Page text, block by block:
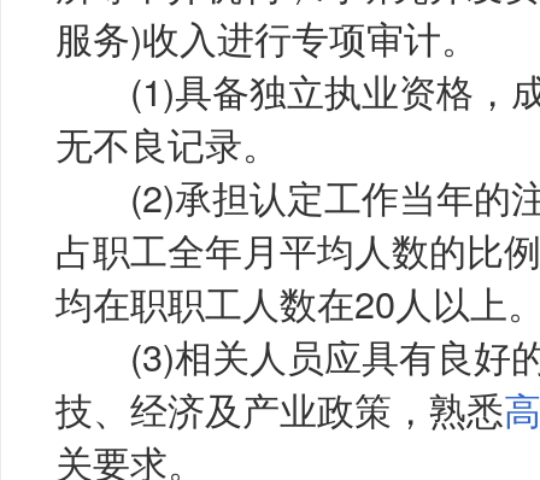
服务)收入进行专项审计。
(1)具备独立执业资格，
无不良记录。
(2)承担认定工作当年的
占职工全年月平均人数的比
均在职职工人数在20人以上
(3)相关人员应具有良好
技、经济及产业政策，熟悉
关要求。